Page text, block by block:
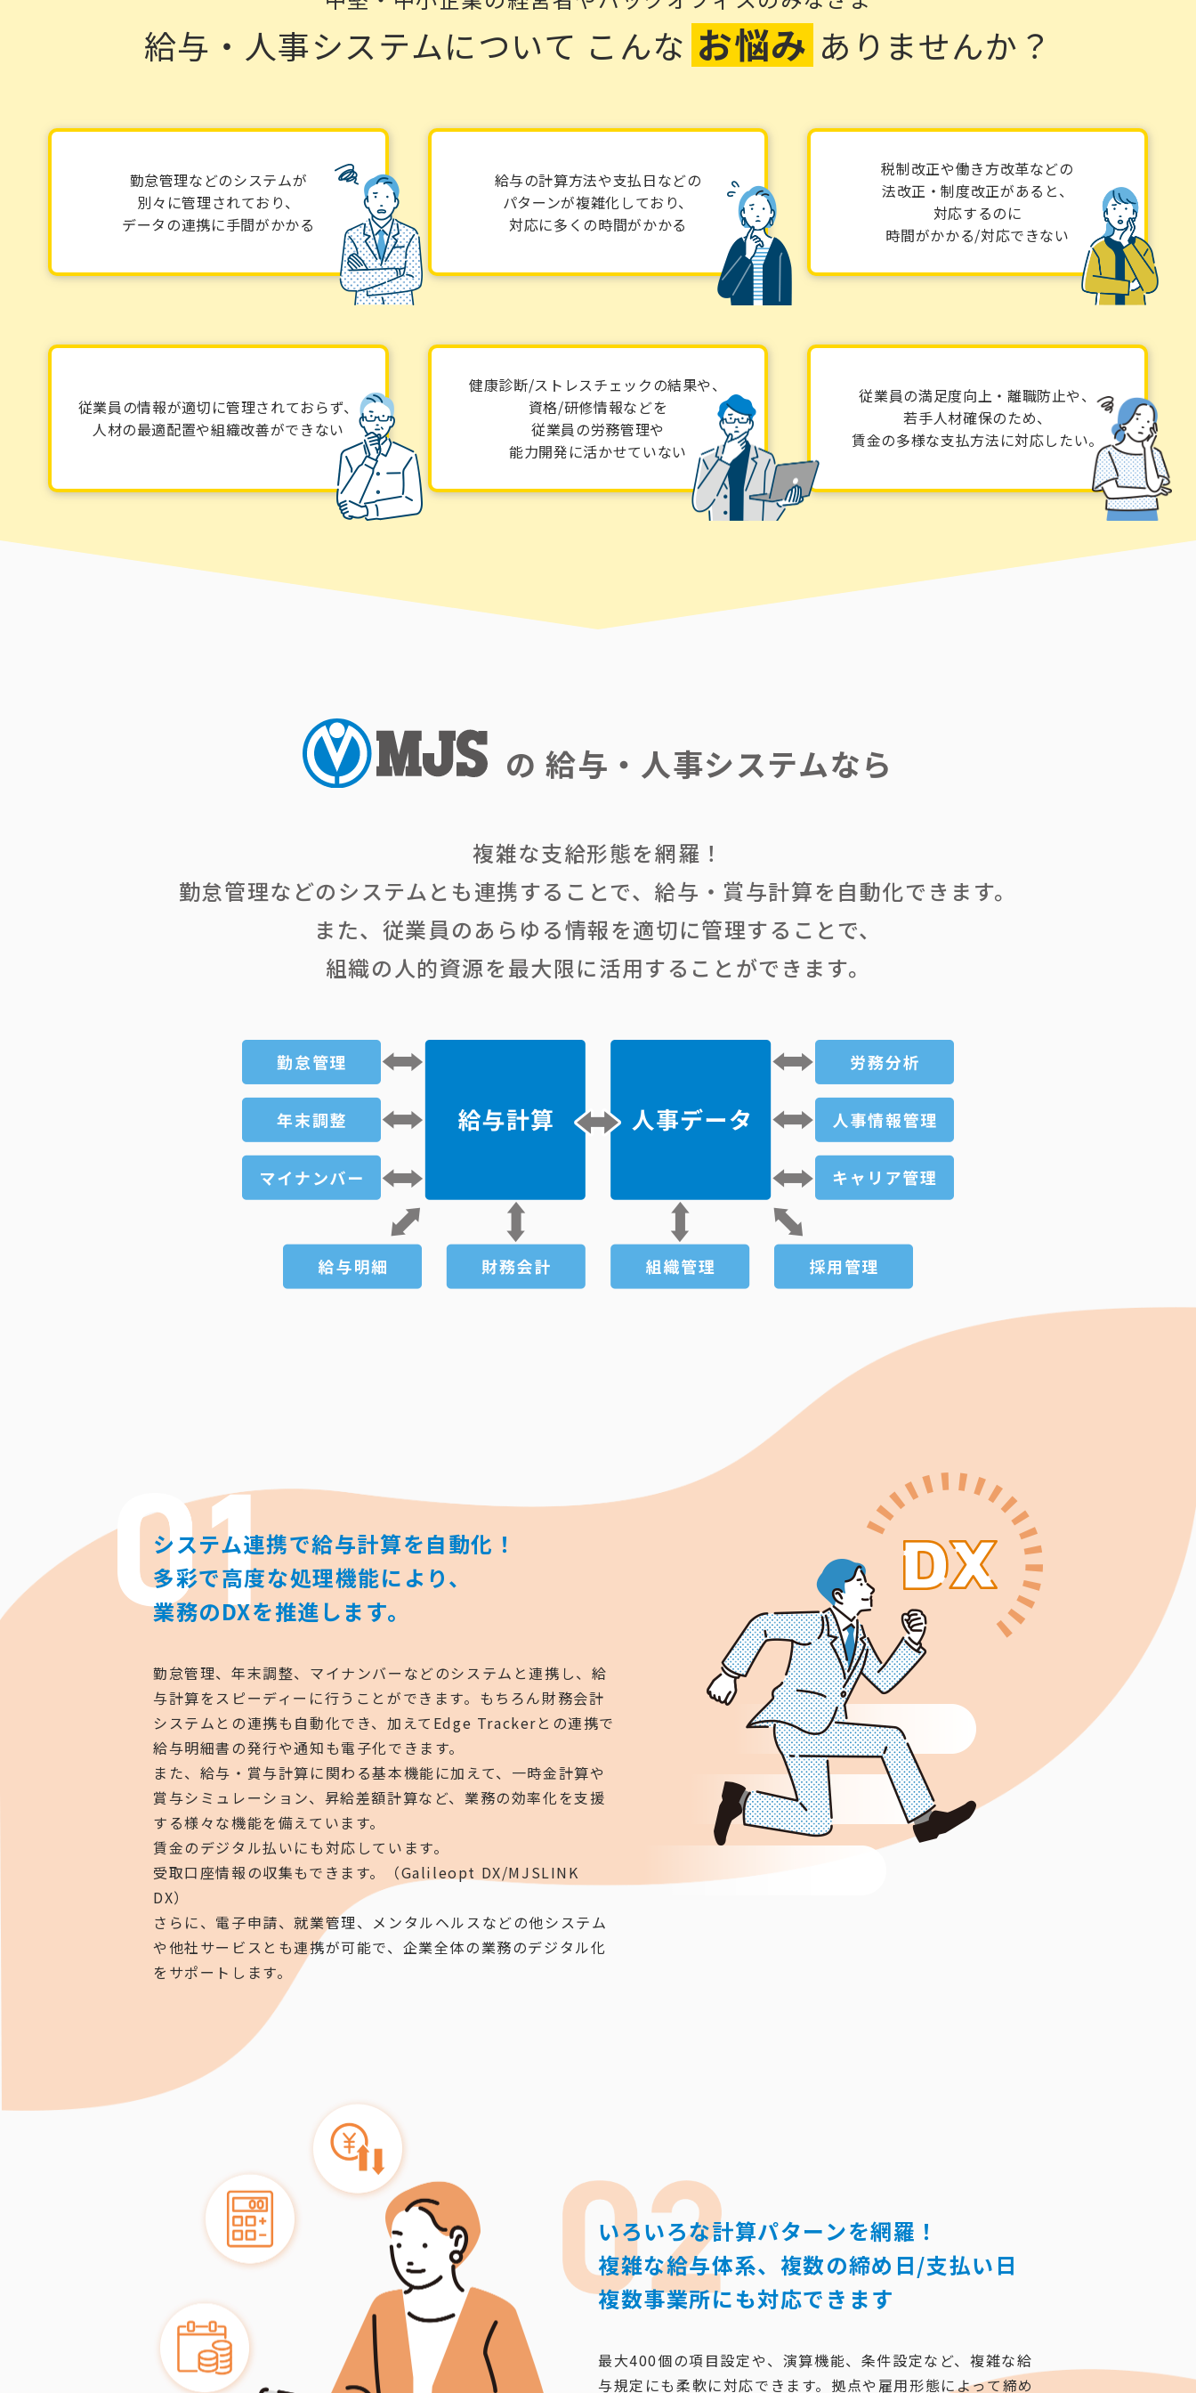
給与・人事システムについて こんな お悩み ありませんか？
勤怠管理などのシステムが
別々に管理されており、
データの連携に手間がかかる
給与の計算方法や支払日などの
パターンが複雑化しており、
対応に多くの時間がかかる
税制改正や働き方改革などの
法改正・制度改正があると、
対応するのに
時間がかかる/対応できない
従業員の情報が適切に管理されておらず、
人材の最適配置や組織改善ができない
健康診断/ストレスチェックの結果や、
資格/研修情報などを
従業員の労務管理や
能力開発に活かせていない
従業員の満足度向上・離職防止や、
若手人材確保のため、
賃金の多様な支払方法に対応したい。
の給与・人事システムなら
複雑な支給形態を網羅！
勤怠管理などのシステムとも連携することで、給与・賞与計算を自動化できます。
また、従業員のあらゆる情報を適切に管理することで、
組織の人的資源を最大限に活用することができます。
システム連携で給与計算を自動化！
多彩で高度な処理機能により、
業務のDXを推進します。
勤怠管理、年末調整、マイナンバーなどのシステムと連携し、給
与計算をスピーディーに行うことができます。もちろん財務会計
システムとの連携も自動化でき、加えてEdge Trackerとの連携で
給与明細書の発行や通知も電子化できます。
また、給与・賞与計算に関わる基本機能に加えて、一時金計算や
賞与シミュレーション、昇給差額計算など、業務の効率化を支援
する様々な機能を備えています。
賃金のデジタル払いにも対応しています。
受取口座情報の収集もできます。（Galileopt DX/MJSLINK
DX）
さらに、電子申請、就業管理、メンタルヘルスなどの他システム
や他社サービスとも連携が可能で、企業全体の業務のデジタル化
をサポートします。
いろいろな計算パターンを網羅！
複雑な給与体系、複数の締め日/支払い日
複数事業所にも対応できます
最大400個の項目設定や、演算機能、条件設定など、複雑な給
与規定にも柔軟に対応できます。拠点や雇用形態によって締め